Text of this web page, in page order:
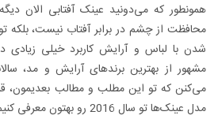
همونطور که می‌دونید عینک آفتابی الان
محافظت از چشم در برابر آفتاب نیست،
شدن با لباس و آرایش کاربرد خیلی زیادی
مشهور از بهترین برندهای آرایش و مد،
مدل عینک‌ها تو سال 2016 رو بهتون معرفی کنیم!